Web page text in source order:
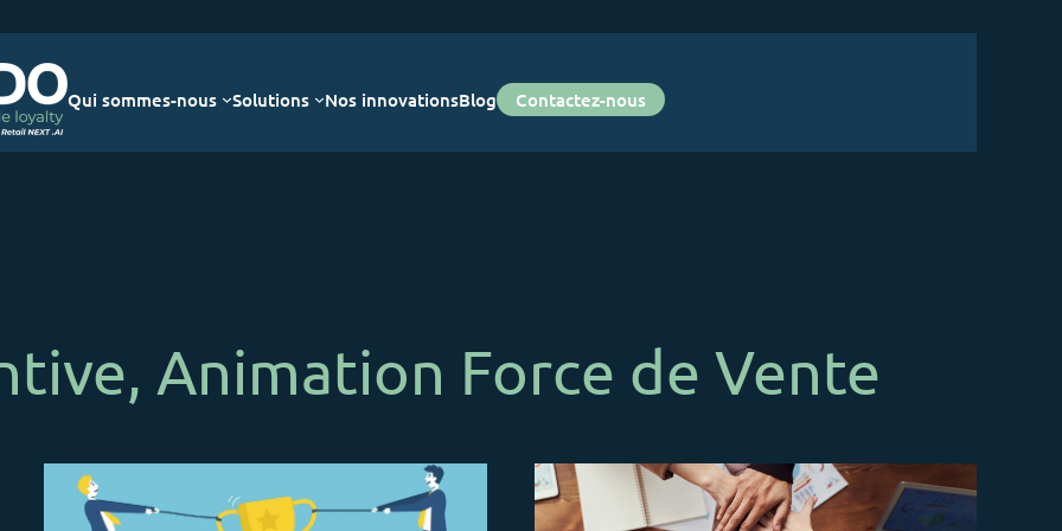
Qui sommes-nous Solutions Nos innovationsBlog Contactez-nous
Animation Force de Vente